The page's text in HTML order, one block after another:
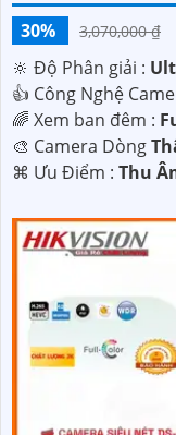
30%
3,070,000 ₫
🔆 Độ Phân giải :
👍 Công Nghệ
🌈 Xem ban đêm :
🎨 Camera Dòng
️⌘ Ưu Điểm : Thu